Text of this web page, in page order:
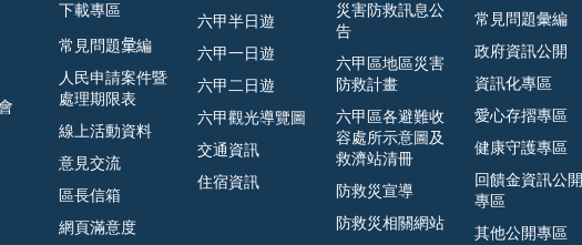
下載專區
常見問題𢑥編
人民申請案件暨
處理期限表
線上活動資料
意見交流
區長信箱
網頁滿意度
六甲半日遊
六甲一日遊
六甲二日遊
六甲觀光導覽圖
交通資訊
住宿資訊
災害防救訊息公
告
六甲區地區災害
防救計畫
六甲區各避難收
容處所示意圖及
救濟站清冊
防救災宣導
防救災相關網站
常見問題彙編
政府資訊公開
資訊化專區
愛心存摺專區
健康守護專區
回饋金資訊公開
專區
其他公開專區